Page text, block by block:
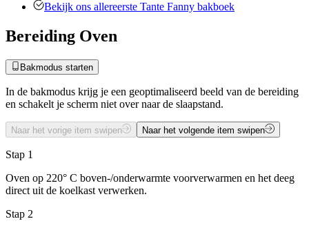
Bekijk ons allereerste Tante Fanny bakboek
Bereiding Oven
Bakmodus starten
In de bakmodus krijg je een geoptimaliseerd beeld van de bereiding
en schakelt je scherm niet over naar de slaapstand.
Naar het vorige item swipen Naar het volgende item swipen
Stap 1
Oven op 220° C boven-/onderwarmte voorverwarmen en het deeg
direct uit de koelkast verwerken.
Stap 2